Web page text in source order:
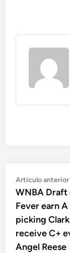
de
entradas
Artículo anterior
WNBA Draft
Fever earn
picking
receive C+
Angel Reese